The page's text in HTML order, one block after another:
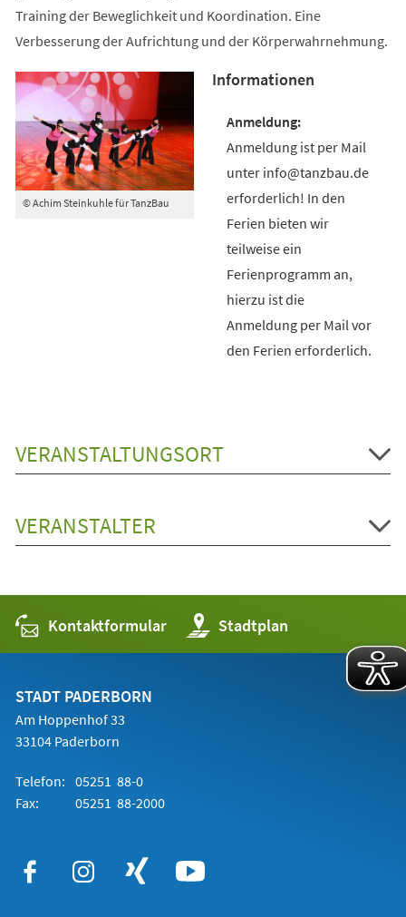
Training der Beweglichkeit und Koordination. Eine
Verbesserung der Aufrichtung und der Körperwahrnehmung.
© Achim Steinkuhle für TanzBau
Informationen
Anmeldung ist per Mail
unter info@tanzbau.de
erforderlich! In den
Ferien bieten wir
teilweise ein
Ferienprogramm an,
hierzu ist die
Anmeldung per Mail vor
den Ferien erforderlich.
VERANSTALTUNGSORT
VERANSTALTER
Kontaktformular Stadtplan
(Öffnet
in
einem
STADT PADERBORN
Am Hoppenhof 33
33104 Paderborn
Telefon: 05251 88-0
Fax:
05251 88-2000